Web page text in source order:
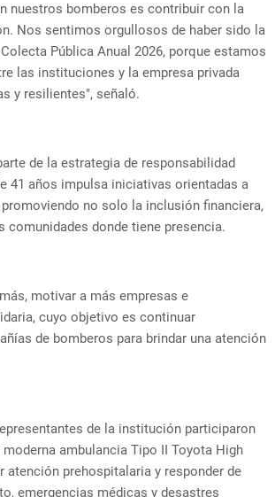
nuestros bomberos es contribuir con la
Nos sentimos orgullosos de haber sido la
Pública Anual 2026, porque estamos
las instituciones y la empresa privada
y resilientes", señaló.
de la estrategia de responsabilidad
41 años impulsa iniciativas orientadas a
no solo la inclusión financiera,
donde tiene presencia.
motivar a más empresas e
cuyo objetivo es continuar
de bomberos para brindar una atención
de la institución participaron
ambulancia Tipo II Toyota High
atención prehospitalaria y responder de
emergencias médicas y desastres